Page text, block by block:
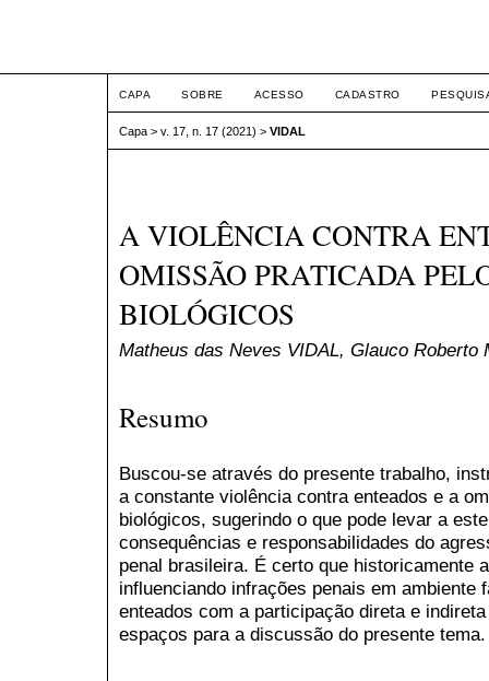
CAPA SOBRE ACESSO CADASTRO
Capa > v. 17, n. 17 (2021) > VIDAL
A VIOLÊNCIA CONTRA
OMISSÃO PRATICADA
BIOLÓGICOS
Matheus das Neves VIDAL, Glauco Roberto
Resumo
Buscou-se através do presente trabalho,
a constante violência contra enteados e a
biológicos, sugerindo o que pode levar a
consequências e responsabilidades do
penal brasileira. É certo que historicamente
influenciando infrações penais em ambiente
enteados com a participação direta e
espaços para a discussão do presente tema.